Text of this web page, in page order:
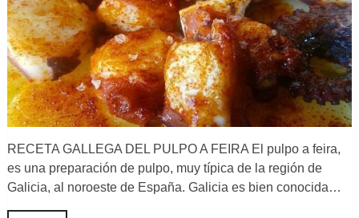
RECETA GALLEGA DEL PULPO A FEIRA El pulpo a feira,
es una preparación de pulpo, muy típica de la región de
Galicia, al noroeste de España. Galicia es bien conocida…